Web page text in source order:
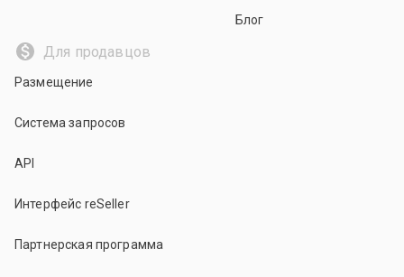
Блог
Для продавцов
Размещение
Система запросов
API
Интерфейс reSeller
Партнерская программа